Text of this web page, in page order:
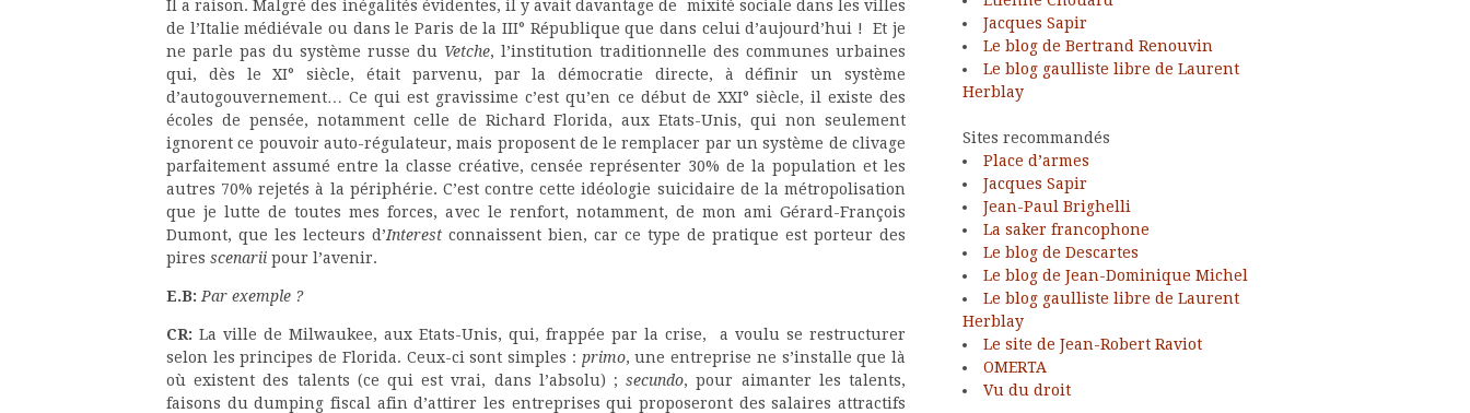
Il a raison. Malgré des inégalités évidentes, il y avait davantage de mixité sociale dans les villes
de l’Italie médiévale ou dans le Paris de la III° République que dans celui d’aujourd’hui ! Et je
ne parle pas du système russe du Vetche, l’institution traditionnelle des communes urbaines
qui, dès le XI° siècle, était parvenu, par la démocratie directe, à définir un système
d’autogouvernement… Ce qui est gravissime c’est qu’en ce début de XXI° siècle, il existe des
écoles de pensée, notamment celle de Richard Florida, aux Etats-Unis, qui non seulement
ignorent ce pouvoir auto-régulateur, mais proposent de le remplacer par un système de clivage
parfaitement assumé entre la classe créative, censée représenter 30% de la population et les
autres 70% rejetés à la périphérie. C’est contre cette idéologie suicidaire de la métropolisation
que je lutte de toutes mes forces, avec le renfort, notamment, de mon ami Gérard-François
Dumont, que les lecteurs d’Interest connaissent bien, car ce type de pratique est porteur des
pires scenarii pour l’avenir.
E.B: Par exemple ?
CR: La ville de Milwaukee, aux Etats-Unis, qui, frappée par la crise, a voulu se restructurer
selon les principes de Florida. Ceux-ci sont simples : primo, une entreprise ne s’installe que là
où existent des talents (ce qui est vrai, dans l’absolu) ;secundo, pour aimanter les talents,
faisons du dumping fiscal afin d’attirer les entreprises qui proposeront des salaires attractifs
Jacques Sapir
Le blog de Bertrand Renouvin
Le blog gaulliste libre de Laurent
Herblay
Sites recommandés
Place d’armes
Jacques Sapir
Jean-Paul Brighelli
La saker francophone
Le blog de Descartes
Le blog de Jean-Dominique Michel
Le blog gaulliste libre de Laurent
Herblay
Le site de Jean-Robert Raviot
OMERTA
Vu du droit